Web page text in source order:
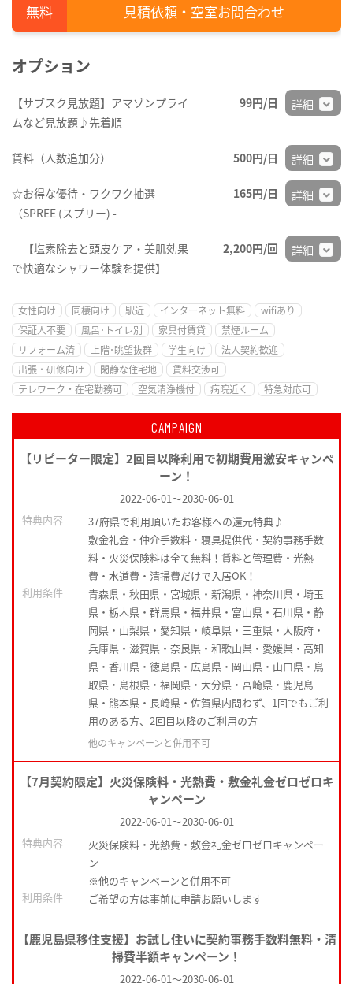
見積依頼・空室お問合わせ
オプション
【サブスク見放題】アマゾンプライ
ムなど見放題♪先着順
99円/日 詳細
賃料（人数追加分） 500円/日 詳細
☆お得な優待・ワクワク抽選
（SPREE (スプリー) -
165円/日 詳細
【塩素除去と頭皮ケア・美肌効果
で快適なシャワー体験を提供】
2,200円/回 詳細
女性向け 同棲向け 駅近 インターネット無料
wifiあり
保証人不要
風呂･トイレ別 家具付賃貸
禁煙ルーム
リフォーム済
上階･眺望抜群 学生向け
法人契約歓迎
出張・研修向け
閑静な住宅地
賃料交渉可
テレワーク・在宅勤務可
空気清浄機付 病院近く 特急対応可
CAMPAIGN
【リピーター限定】2回目以降利用で初期費用激安キャンペ
ーン！
2022-06-01～2030-06-01
特典内容
37府県で利用頂いたお客様への還元特典♪
敷金礼金・仲介手数料・寝具提供代・契約事務手数
料・火災保険料は全て無料！賃料と管理費・光熱
費・水道費・清掃費だけで入居OK！
利用条件
青森県・秋田県・宮城県・新潟県・神奈川県・埼玉
県・栃木県・群馬県・福井県・富山県・石川県・静
岡県・山梨県・愛知県・岐阜県・三重県・大阪府・
兵庫県・滋賀県・奈良県・和歌山県・愛媛県・高知
県・香川県・徳島県・広島県・岡山県・山口県・鳥
取県・島根県・福岡県・大分県・宮崎県・鹿児島
県・熊本県・長崎県・佐賀県内問わず、1回でもご利
用のある方、2回目以降のご利用の方
他のキャンペーンと併用不可
【7月契約限定】火災保険料・光熱費・敷金礼金ゼロゼロキ
ャンペーン
2022-06-01～2030-06-01
特典内容
火災保険料・光熱費・敷金礼金ゼロゼロキャンペー
ン
※他のキャンペーンと併用不可
利用条件
ご希望の方は事前に申請お願いします
【鹿児島県移住支援】お試し住いに契約事務手数料無料・清
掃費半額キャンペーン！
2022-06-01～2030-06-01